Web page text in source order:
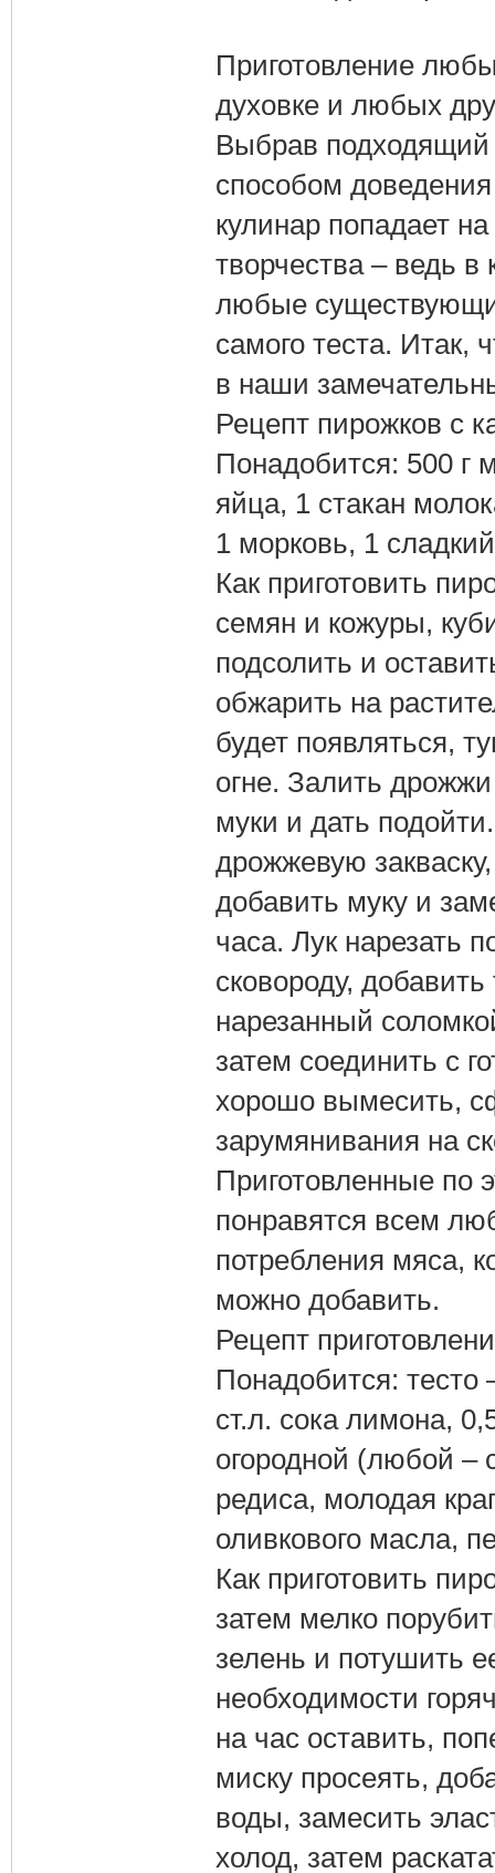
Приготовление
духовке и любых
Выбрав подходящий
способом
кулинар попадает
творчества – ведь в
любые
самого теста. Итак,
в наши
Рецепт пирожков с
Понадобится: 500 г
яйца, 1 стакан
1 морковь, 1
Как приготовить
семян и кожуры,
подсолить и
обжарить на
будет появляться,
огне. Залить
муки и дать
дрожжевую
добавить муку и
часа. Лук нарезать
сковороду,
нарезанный
затем соединить с
хорошо вымесить,
зарумянивания на
Приготовленные по
понравятся всем
потребления мяса,
можно добавить.
Рецепт
Понадобится: тесто
ст.л. сока лимона,
огородной (любой –
редиса, молодая
оливкового масла,
Как приготовить
затем мелко
зелень и потушить
необходимости
на час оставить,
миску просеять,
воды, замесить
холод, затем